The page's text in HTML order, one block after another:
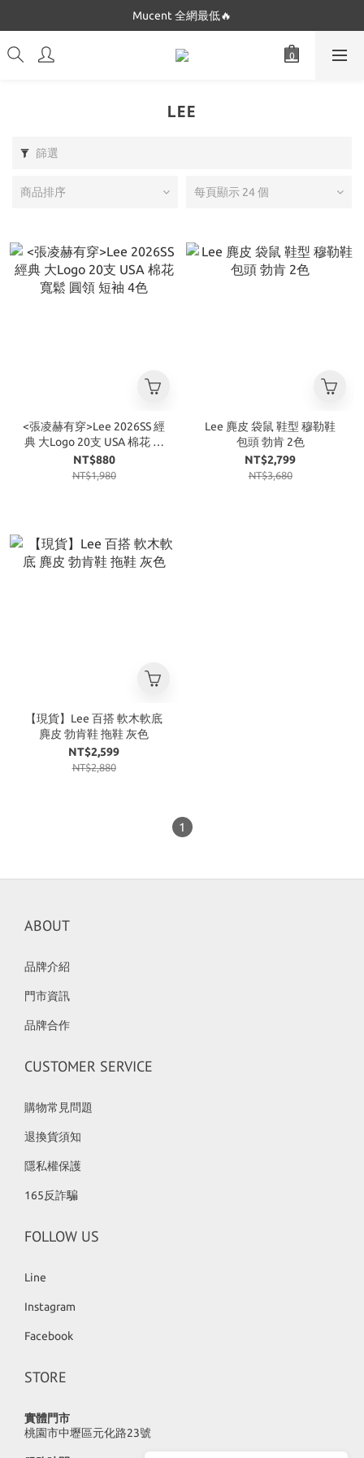
Dickies 最低只要$5XX!!
Mucent 全網最低🔥
Dickies 最低只要$5XX!!
LEE
篩選
商品排序 每頁顯示 24 個
<張凌赫有穿>Lee 2026SS 經
典 大Logo 20支 USA 棉花 寬
鬆 圓領 短袖 4色
NT$880
NT$1,980
Lee 麂皮 袋鼠 鞋型 穆勒鞋
包頭 勃肯 2色
NT$2,799
NT$3,680
【現貨】Lee 百搭 軟木軟底
麂皮 勃肯鞋 拖鞋 灰色
NT$2,599
NT$2,880
1
ABOUT
品牌介紹
門市資訊
品牌合作
CUSTOMER SERVICE
購物常見問題
退換貨須知
隱私權保護
165反詐騙
FOLLOW US
Line
Instagram
Facebook
STORE
實體門市
桃園市中壢區元化路23號